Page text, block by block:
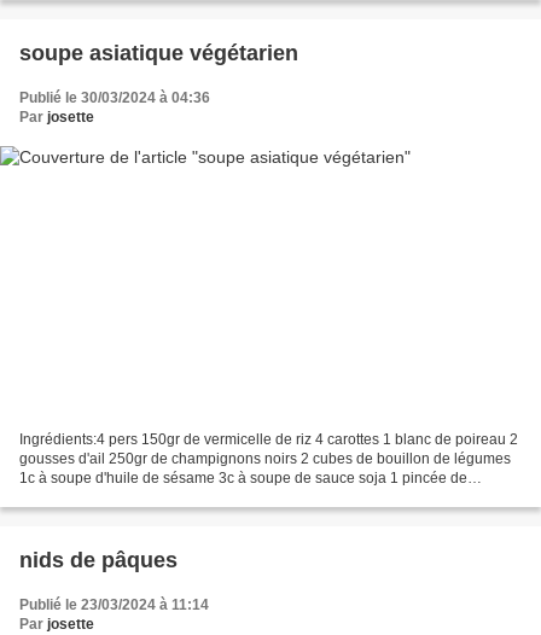
soupe asiatique végétarien
Publié le 30/03/2024 à 04:36
Par josette
Ingrédients:4 pers 150gr de vermicelle de riz 4 carottes 1 blanc de poireau 2
gousses d'ail 250gr de champignons noirs 2 cubes de bouillon de légumes
1c à soupe d'huile de sésame 3c à soupe de sauce soja 1 pincée de
nids de pâques
Publié le 23/03/2024 à 11:14
Par josette